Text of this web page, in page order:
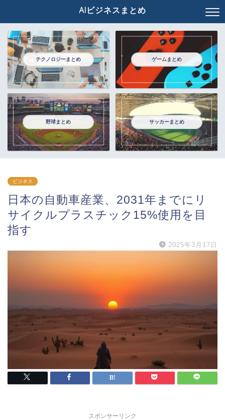
AIビジネスまとめ
テクノロジーまとめ ゲームまとめ
野球まとめ サッカーまとめ
ビジネス
日本の自動車産業、2031年までにリ
サイクルプラスチック15%使用を目
指す
2025年3月17日
スポンサーリンク